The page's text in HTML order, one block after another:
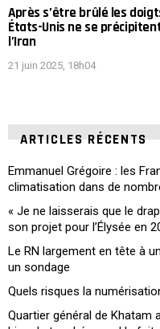
Après s’être brûlé les
États-Unis ne se
l’Iran
21 juin 2025, 18h04
ARTICLES RÉCENTS
Emmanuel Grégoire : les
climatisation dans de
« Je ne laisserais que le
son projet pour l’Élysée en
Le RN largement en tête à
un sondage
Quels risques la
Quartier général de Khatam